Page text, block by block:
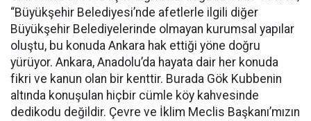
“Büyükşehir Belediyesi’nde afetlerle ilgili diğer
Büyükşehir Belediyelerinde olmayan kurumsal yapılar
oluştu, bu konuda Ankara hak ettiği yöne doğru
yürüyor. Ankara, Anadolu’da hayata dair her konuda
fikri ve kanun olan bir kenttir. Burada Gök Kubbenin
altında konuşulan hiçbir cümle köy kahvesinde
dedikodu değildir. Çevre ve İklim Meclis Başkanı’mızın